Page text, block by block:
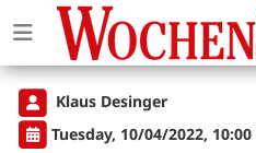
Klaus Desinger
Tuesday, 10/04/2022, 10:00